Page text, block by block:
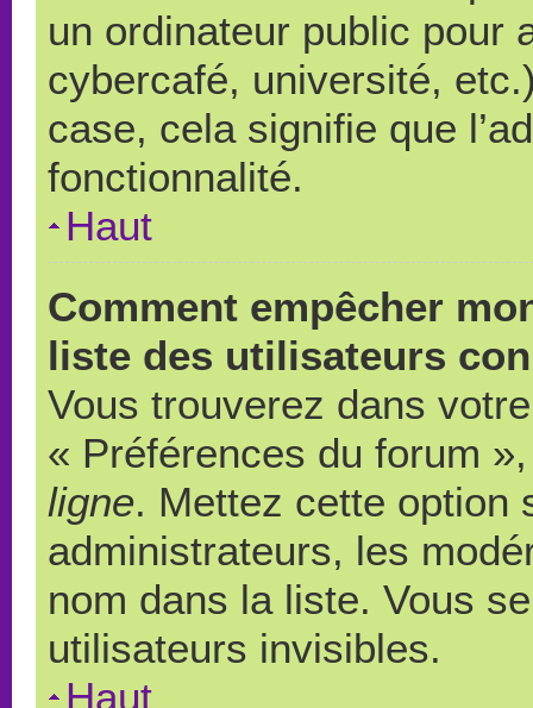
un ordinateur public pour
cybercafé, université,
case, cela signifie que
fonctionnalité.
Haut
Comment empêcher
liste des utilisateurs
Vous trouverez dans
« Préférences du forum
ligne. Mettez cette option
administrateurs, les
nom dans la liste. Vous
utilisateurs invisibles.
Haut